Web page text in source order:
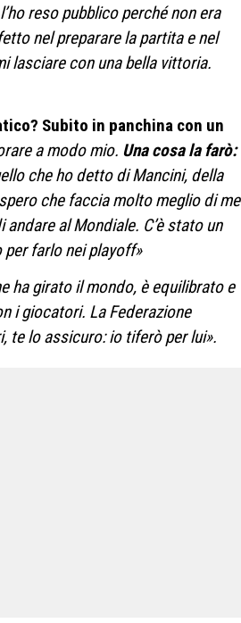
reso pubblico perché non era
nel preparare la partita e nel
lasciare con una bella vittoria.
Subito in panchina con un
a modo mio. Una cosa la farò:
che ho detto di Mancini, della
che faccia molto meglio di me
al Mondiale. C’è stato un
farlo nei playoff»
ha girato il mondo, è equilibrato e
i giocatori. La Federazione
te lo assicuro: io tiferò per lui».